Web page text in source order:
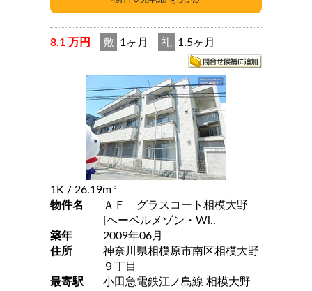
8.1 万円 敷 1ヶ月 礼 1.5ヶ月
1K / 26.19m 2
物件名
ＡＦ グラスコート相模大野
[ヘーベルメゾン・Wi..
築年
2009年06月
住所
神奈川県相模原市南区相模大野
９丁目
最寄駅
小田急電鉄江ノ島線 相模大野